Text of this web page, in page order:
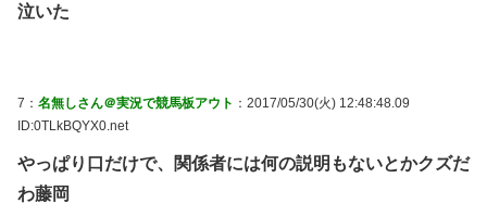
泣いた
7： 名無しさん＠実況で競馬板アウト ：2017/05/30(火) 12:48:48.09
ID:0TLkBQYX0.net
やっぱり口だけで、関係者には何の説明もないとかクズだ
わ藤岡